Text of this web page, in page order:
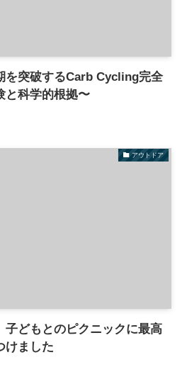
を突破するCarb Cycling完全
と科学的根拠〜
アウトドア
子どもとのピクニックに最高
けました